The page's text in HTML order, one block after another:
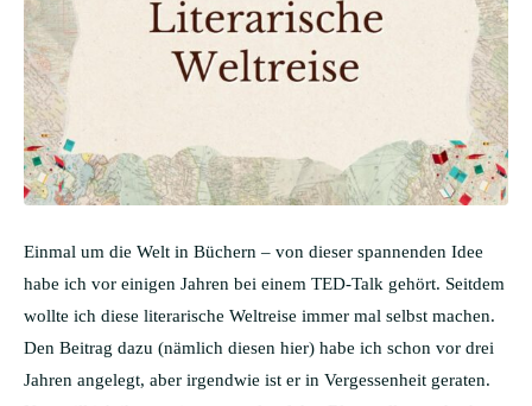
Einmal um die Welt in Büchern – von dieser spannenden Idee
habe ich vor einigen Jahren bei einem TED-Talk gehört. Seitdem
wollte ich diese literarische Weltreise immer mal selbst machen.
Den Beitrag dazu (nämlich diesen hier) habe ich schon vor drei
Jahren angelegt, aber irgendwie ist er in Vergessenheit geraten.